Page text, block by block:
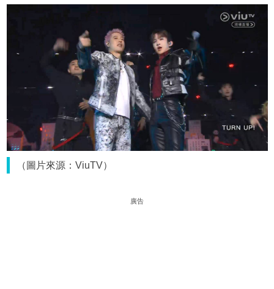
（圖片來源：ViuTV）
廣告